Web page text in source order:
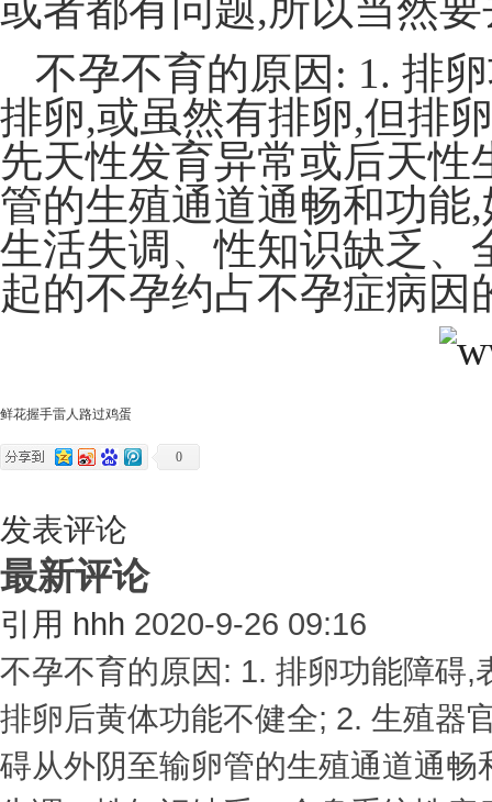
不孕不育的原因: 1. 排
排卵,或虽然有排卵,但排
先天性发育异常或后天
管的生殖通道通畅和功能
生活失调、性知识缺乏、
起的不孕约占不孕症病因
鲜花握手雷人路过鸡蛋
0
发表评论
最新评论
引用 hhh 2020-9-26 09:16
不孕不育的原因: 1. 排卵功能障碍
排卵后黄体功能不健全; 2. 生殖器
碍从外阴至输卵管的生殖通道通